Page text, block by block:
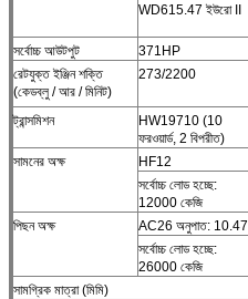
WD615.47 ইউরো II
সর্বোচ্চ আউটপুট
371HP
রেটযুক্ত ইঞ্জিন শক্তি
(কেডব্লু / আর / মিনিট)
273/2200
ট্রান্সমিশন
HW19710 (10
ফরওয়ার্ড, 2 বিপরীত)
সামনের অক্ষ
HF12
সর্বোচ্চ লোড হচ্ছে:
12000 কেজি
পিছন অক্ষ AC26 অনুপাত: 10.47
সর্বোচ্চ লোড হচ্ছে:
26000 কেজি
সামগ্রিক মাত্রা (মিমি)